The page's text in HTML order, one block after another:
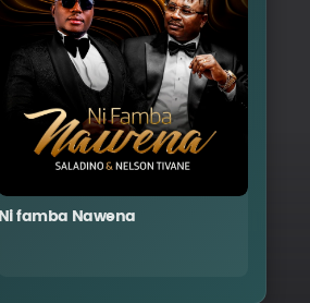
Ni famba Nawena